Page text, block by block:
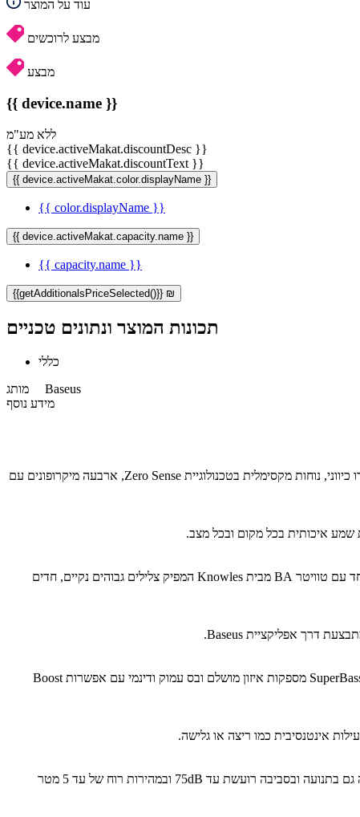
עוד על המוצר
מבצע לרוכשים
מבצע
{{ device.name }}
ללא מע"מ
{{ device.activeMakat.discountDesc }}
{{ device.activeMakat.discountText }}
{{ device.activeMakat.color.displayName }}
{{ color.displayName }}
{{ device.activeMakat.capacity.name }}
{{ capacity.name }}
{{getAdditionalsPriceSelected()}} ₪
תכונות המוצר ונתונים טכניים
כללי
מותג Baseus
מידע נוסף
אוזניות Baseus Inspire XC1 נועדו לספק חוויית שמע מתקדמת עם איכות סאונד גבוהה, מכוילת על ידי מומחי סאונד. הן משלבות מנוע סאונד היברידי דו כיווני, נוחות מקסימלית בטכנולוגיית Zero Sense, ארבעה מיקרופונים עם
האוזניות כוללות מערכת דרייברים היברידית דו כיוונית בעיצוב Open Ear עם שילוב של וופר דינמי LCP עמיד המספק בס חזק ומדויק ומידים עשירים, יחד עם טוויטר BA מבית Knowles המפיק צלילים גבוהים נקיים, חדים
האוזניות תומכות ב Hi Res Audio עם עד פי 3 יותר פרטי שמע באמצעות LDAC בקצב של עד 990kbps. בנוסף, טכנולוגיות SuperBalance 3.0 ו SuperBass 3.0 מספקות איזון מושלם ובס עמוק ודינמי עם אפשרות Boost
אינטנסיבית כמו ריצה או גלישה.
מערכת מבוססת אלגוריתם DNN מתקדמת עם ארבעה מיקרופונים מתמקדת בקול שלכם ומסננת רעשי רקע ורוח. מתקבלת איכות שיחה יציבה וברורה גם בתנועה ובסביבה רועשת עד 75dB ובמהירות רוח של עד 5 מטר